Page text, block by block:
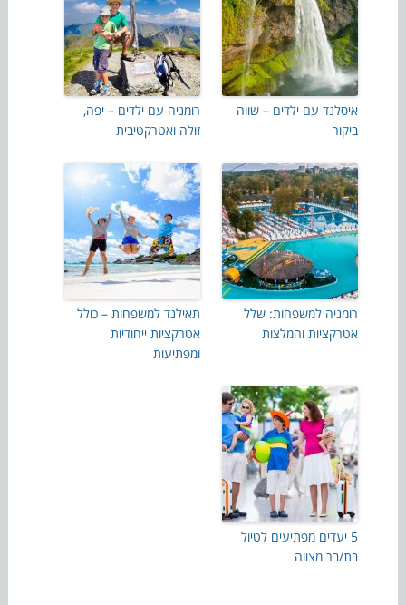
איסלנד עם ילדים – שווה
ביקור
רומניה עם ילדים – יפה,
זולה ואטרקטיבית
רומניה למשפחות: שלל
אטרקציות והמלצות
תאילנד למשפחות – כולל
אטרקציות ייחודיות
ומפתיעות
5 יעדים מפתיעים לטיול
בת/בר מצווה